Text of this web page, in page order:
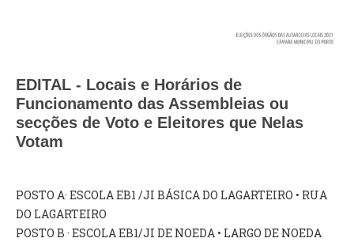
CONSTITUIÇÃO
PRESIDENTE
EXECUTIVO E PELOUROS
DOCUMENTOS
EDITAL - Locais e Horários de
Funcionamento das Assembleias ou
secções de Voto e Eleitores que Nelas
Votam
POSTO A· ESCOLA EB1 /JI BÁSICA DO LAGARTEIRO • RUA
DO LAGARTEIRO
POSTO B · ESCOLA EB1/JI DE NOEDA • LARGO DE NOEDA